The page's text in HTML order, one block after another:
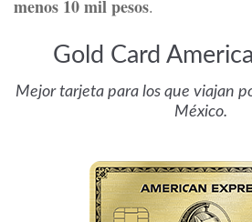
menos 10 mil pesos.
Gold Card
Mejor tarjeta para los que viajan
México.